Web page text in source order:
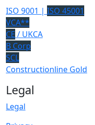
ISO 9001 | ISO 45001
VCA**
CE / UKCA
B Corp
SCL
Constructionline Gold
Legal
Legal